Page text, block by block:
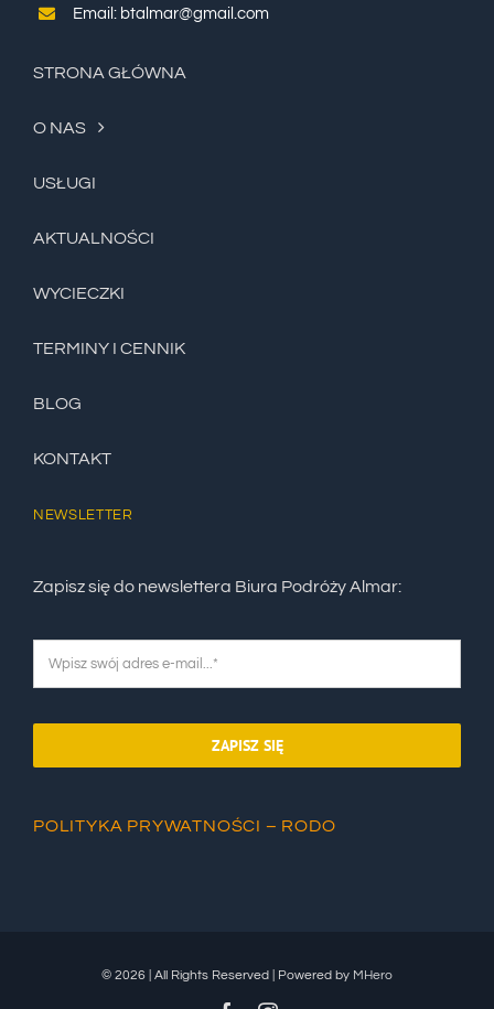
Email: btalmar@gmail.com
STRONA GŁÓWNA
O NAS
USŁUGI
AKTUALNOŚCI
WYCIECZKI
TERMINY I CENNIK
BLOG
KONTAKT
NEWSLETTER
Zapisz się do newslettera Biura Podróży Almar:
ZAPISZ SIĘ
POLITYKA PRYWATNOŚCI – RODO
© 2026 | All Rights Reserved | Powered by MHero